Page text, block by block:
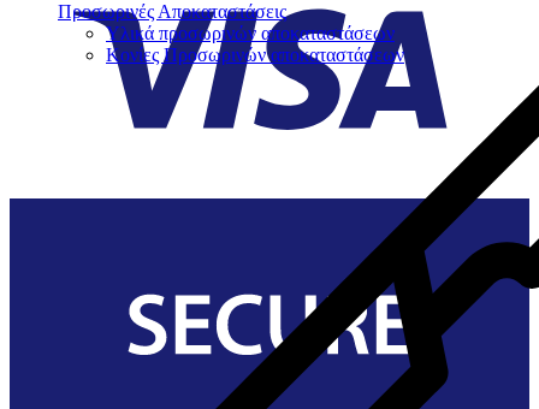
Προσωρινές Αποκαταστάσεις
Υλικά προσωρινών αποκαταστάσεων
Κονίες Προσωρινών αποκαταστάσεων